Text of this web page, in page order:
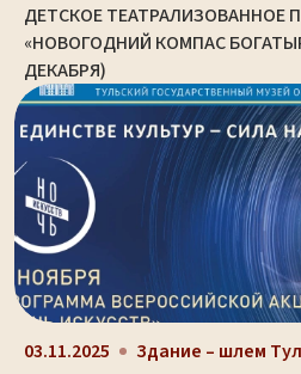
ДЕТСКОЕ ТЕАТРАЛИЗОВАННОЕ
«НОВОГОДНИЙ КОМПАС
ДЕКАБРЯ)
03.11.2025